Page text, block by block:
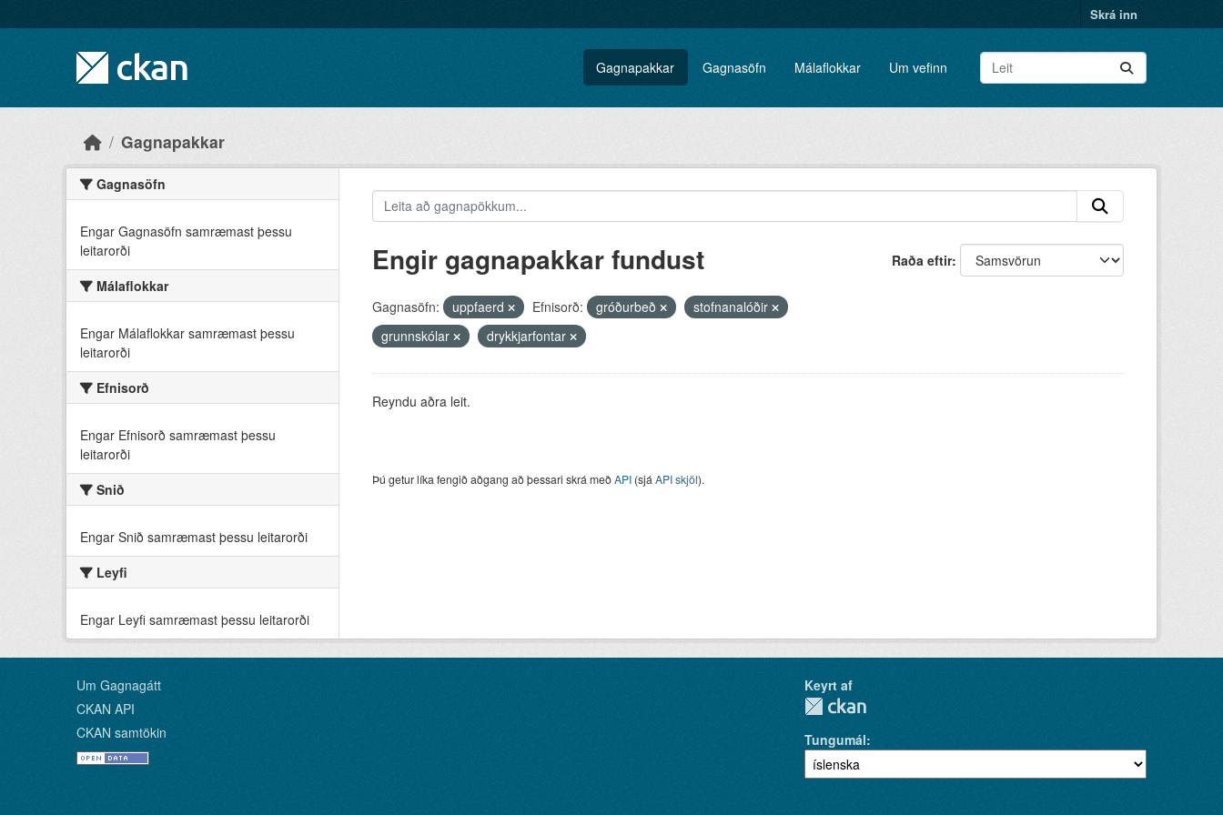
Skrá inn
Gagnapakkar Gagnasöfn Málaflokkar Um vefinn
Gagnapakkar
Gagnasöfn
Engar Gagnasöfn samræmast þessu
leitarorði
Málaflokkar
Engar Málaflokkar samræmast þessu
leitarorði
Efnisorð
Engar Efnisorð samræmast þessu
leitarorði
Snið
Engar Snið samræmast þessu leitarorði
Leyfi
Engar Leyfi samræmast þessu leitarorði
Raða eftir
Engir gagnapakkar fundust
Gagnasöfn: uppfaerd Efnisorð: gróðurbeð
stofnanalóðir
grunnskólar
drykkjarfontar
Reyndu aðra leit.
Þú getur líka fengið aðgang að þessari skrá meðAPI(sjá API skjöl).
Um Gagnagátt
CKAN API
CKAN samtökin
Keyrt af
Tungumál